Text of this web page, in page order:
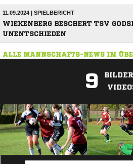
11.09.2024 | SPIELBERICHT
WIEKENBERG BESCHERT TSV
UNENTSCHIEDEN
ALLE MANNSCHAFTS-NEWS IM
9
ANZEIGE